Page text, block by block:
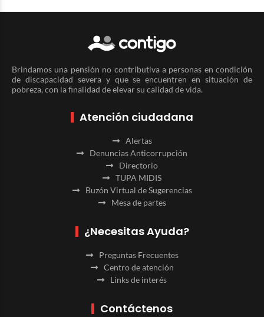
Brindamos una pensión no contributiva a personas en condición
de discapacidad severa y que se encuentren en situación de
pobreza, con la finalidad de elevar su calidad de vida.
Atención ciudadana
Alertas
Denuncias Anticorrupción
Directorio
TUPA MIDIS
Buzón Virtual de Sugerencias
Mesa de partes
¿Necesitas Ayuda?
Preguntas Frecuentes
Centro de atención
Links de interés
Contáctenos